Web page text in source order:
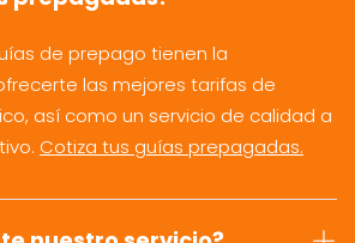
de prepago tienen la
las mejores tarifas de
así como un servicio de calidad a
Cotiza tus guías prepagadas.